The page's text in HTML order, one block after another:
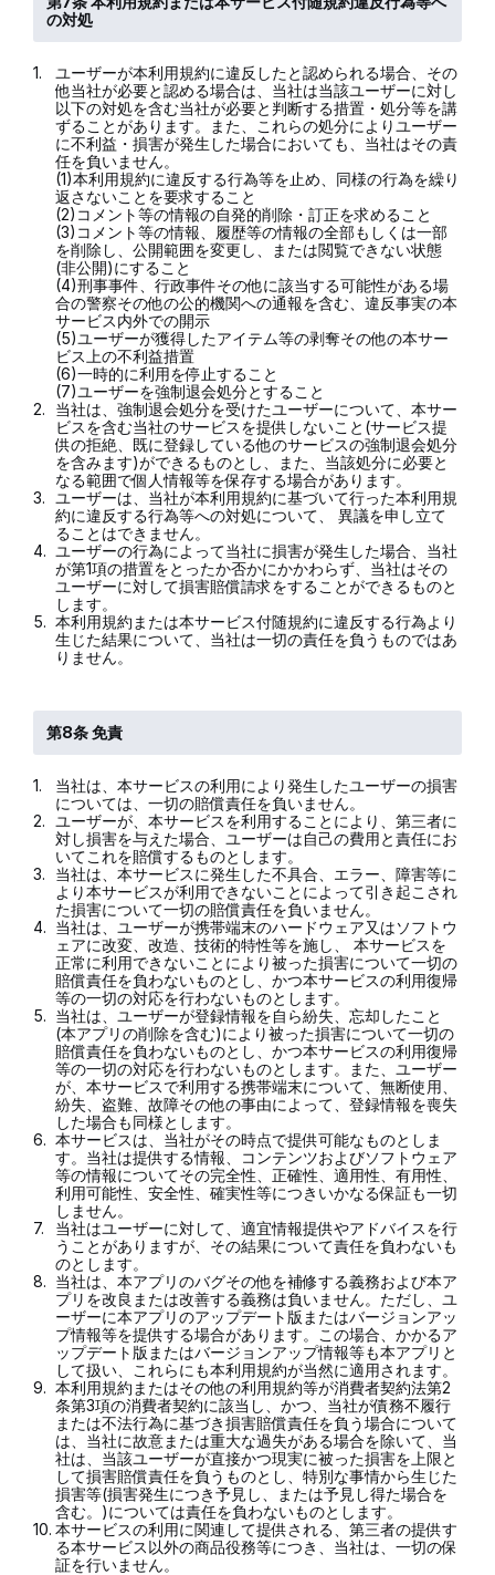
の対処
1.
ユーザーが本利用規約に違反したと認められる場合、その
他当社が必要と認める場合は、当社は当該ユーザーに対し
以下の対処を含む当社が必要と判断する措置・処分等を講
ずることがあります。また、これらの処分によりユーザー
に不利益・損害が発生した場合においても、当社はその責
任を負いません。
(1)本利用規約に違反する行為等を止め、同様の行為を繰り
返さないことを要求すること
(2)コメント等の情報の自発的削除・訂正を求めること
(3)コメント等の情報、履歴等の情報の全部もしくは一部
を削除し、公開範囲を変更し、または閲覧できない状態
(非公開)にすること
(4)刑事事件、行政事件その他に該当する可能性がある場
合の警察その他の公的機関への通報を含む、違反事実の本
サービス内外での開示
(5)ユーザーが獲得したアイテム等の剥奪その他の本サー
ビス上の不利益措置
(6)一時的に利用を停止すること
(7)ユーザーを強制退会処分とすること
2.
当社は、強制退会処分を受けたユーザーについて、本サー
ビスを含む当社のサービスを提供しないこと(サービス提
供の拒絶、既に登録している他のサービスの強制退会処分
を含みます)ができるものとし、また、当該処分に必要と
なる範囲で個人情報等を保存する場合があります。
3.
ユーザーは、当社が本利用規約に基づいて行った本利用規
約に違反する行為等への対処について、 異議を申し立て
ることはできません。
4. ユーザーの行為によって当社に損害が発生した場合、当社
が第1項の措置をとったか否かにかかわらず、当社はその
ユーザーに対して損害賠償請求をすることができるものと
します。
5. 本利用規約または本サービス付随規約に違反する行為より
生じた結果について、当社は一切の責任を負うものではあ
りません。
第8条 免責
1.
当社は、本サービスの利用により発生したユーザーの損害
については、一切の賠償責任を負いません。
2.
ユーザーが、本サービスを利用することにより、第三者に
対し損害を与えた場合、ユーザーは自己の費用と責任にお
いてこれを賠償するものとします。
3.
当社は、本サービスに発生した不具合、エラー、障害等に
より本サービスが利用できないことによって引き起こされ
た損害について一切の賠償責任を負いません。
4. 当社は、ユーザーが携帯端末のハードウェア又はソフトウ
ェアに改変、改造、技術的特性等を施し、 本サービスを
正常に利用できないことにより被った損害について一切の
賠償責任を負わないものとし、かつ本サービスの利用復帰
等の一切の対応を行わないものとします。
5. 当社は、ユーザーが登録情報を自ら紛失、忘却したこと
(本アプリの削除を含む)により被った損害について一切の
賠償責任を負わないものとし、かつ本サービスの利用復帰
等の一切の対応を行わないものとします。また、ユーザー
が、本サービスで利用する携帯端末について、無断使用、
紛失、盗難、故障その他の事由によって、登録情報を喪失
した場合も同様とします。
6. 本サービスは、当社がその時点で提供可能なものとしま
す。当社は提供する情報、コンテンツおよびソフトウェア
等の情報についてその完全性、正確性、適用性、有用性、
利用可能性、安全性、確実性等につきいかなる保証も一切
しません。
7.
当社はユーザーに対して、適宜情報提供やアドバイスを行
うことがありますが、その結果について責任を負わないも
のとします。
8. 当社は、本アプリのバグその他を補修する義務および本ア
プリを改良または改善する義務は負いません。ただし、ユ
ーザーに本アプリのアップデート版またはバージョンアッ
プ情報等を提供する場合があります。この場合、かかるア
ップデート版またはバージョンアップ情報等も本アプリと
して扱い、これらにも本利用規約が当然に適用されます。
9. 本利用規約またはその他の利用規約等が消費者契約法第2
条第3項の消費者契約に該当し、かつ、当社が債務不履行
または不法行為に基づき損害賠償責任を負う場合について
は、当社に故意または重大な過失がある場合を除いて、当
社は、当該ユーザーが直接かつ現実に被った損害を上限と
して損害賠償責任を負うものとし、特別な事情から生じた
損害等(損害発生につき予見し、または予見し得た場合を
含む。)については責任を負わないものとします。
10. 本サービスの利用に関連して提供される、第三者の提供す
る本サービス以外の商品役務等につき、当社は、一切の保
証を行いません。